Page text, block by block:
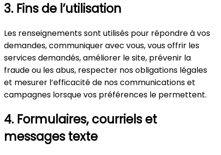
3. Fins de l’utilisation
Les renseignements sont utilisés pour répondre à vos
demandes, communiquer avec vous, vous offrir les
services demandés, améliorer le site, prévenir la
fraude ou les abus, respecter nos obligations légales
et mesurer l’efficacité de nos communications et
campagnes lorsque vos préférences le permettent.
4. Formulaires, courriels et
messages texte